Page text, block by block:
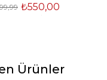
₺550,00
Ürünler